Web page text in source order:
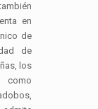
en
de
de
los
como